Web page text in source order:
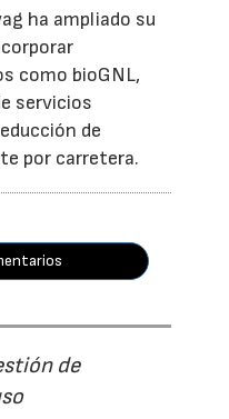
ha ampliado su
como bioGNL,
servicios
de
por carretera.
de